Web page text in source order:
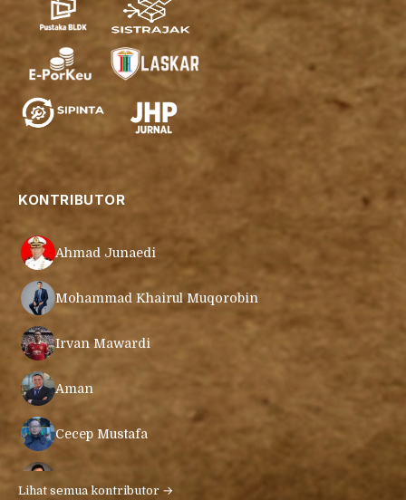
KONTRIBUTOR
Ahmad Junaedi
Mohammad Khairul Muqorobin
Irvan Mawardi
Aman
Cecep Mustafa
Lihat semua kontributor →